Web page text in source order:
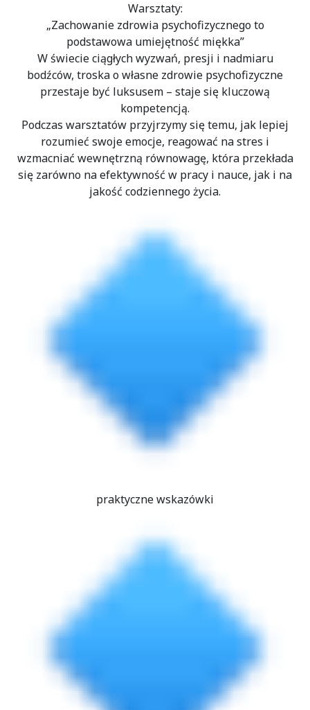
Warsztaty:
„Zachowanie zdrowia psychofizycznego to
podstawowa umiejętność miękka”
W świecie ciągłych wyzwań, presji i nadmiaru
bodźców, troska o własne zdrowie psychofizyczne
przestaje być luksusem – staje się kluczową
kompetencją.
Podczas warsztatów przyjrzymy się temu, jak lepiej
rozumieć swoje emocje, reagować na stres i
wzmacniać wewnętrzną równowagę, która przekłada
się zarówno na efektywność w pracy i nauce, jak i na
jakość codziennego życia.
praktyczne wskazówki